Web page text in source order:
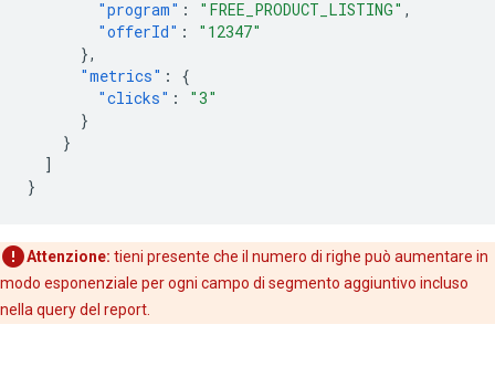
"program" : "FREE_PRODUCT_LISTING" ,
"offerId" :
"12347"
},
"metrics" :
{
"clicks" :
"3"
}
}
]
}
Attenzione: tieni presente che il numero di righe può aumentare in
modo esponenziale per ogni campo di segmento aggiuntivo incluso
nella query del report.